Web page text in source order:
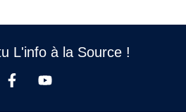
L'info à la Source !